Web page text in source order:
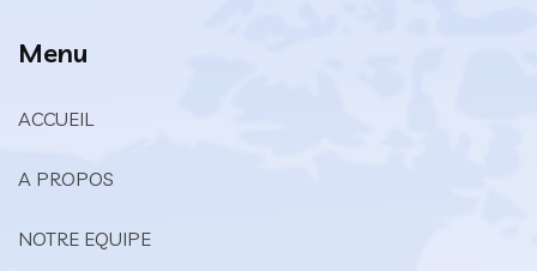
Menu
ACCUEIL
A PROPOS
NOTRE EQUIPE